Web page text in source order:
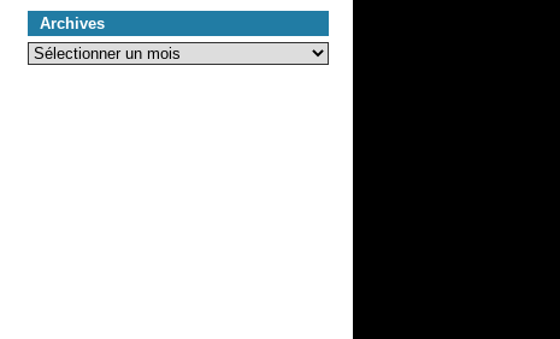
Archives
Archives